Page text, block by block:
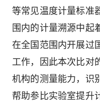
等常见温度计量标准
围内的计量溯源中起
在全国范围内开展过
工作，因此本次比对
机构的测量能力，识
帮助参比实验室提升